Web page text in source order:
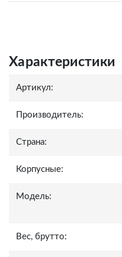
Характеристики
Артикул:
Производитель:
Страна:
Корпусные:
Модель:
Вес, брутто: